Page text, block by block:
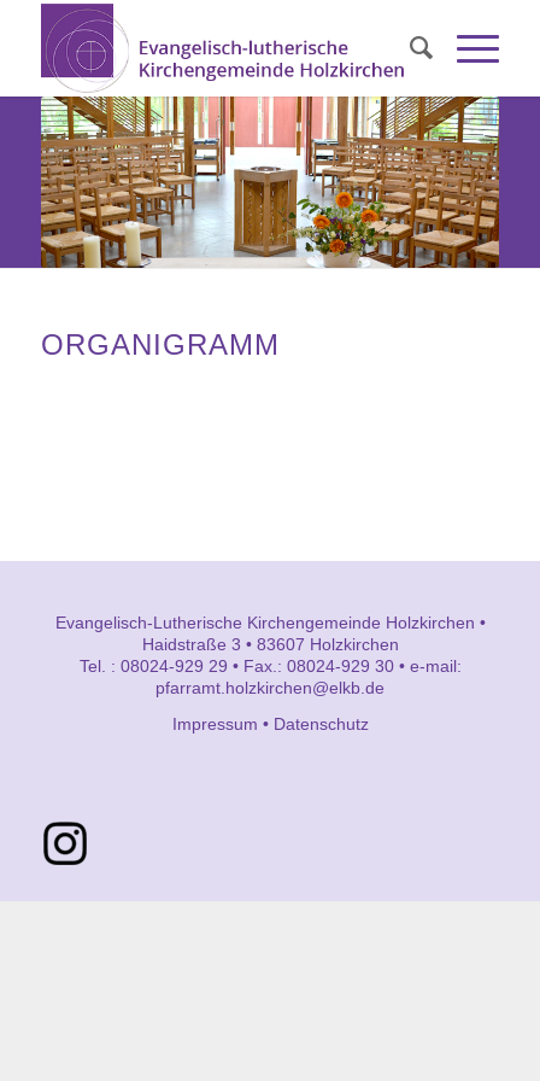
ORGANIGRAMM
Evangelisch-Lutherische Kirchengemeinde Holzkirchen •
Haidstraße 3 • 83607 Holzkirchen
Tel. : 08024-929 29 • Fax.: 08024-929 30 • e-mail:
pfarramt.holzkirchen@elkb.de
Impressum • Datenschutz